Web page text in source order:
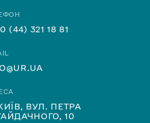
(44) 321 18 81
ВУЛ. ПЕТРА
10